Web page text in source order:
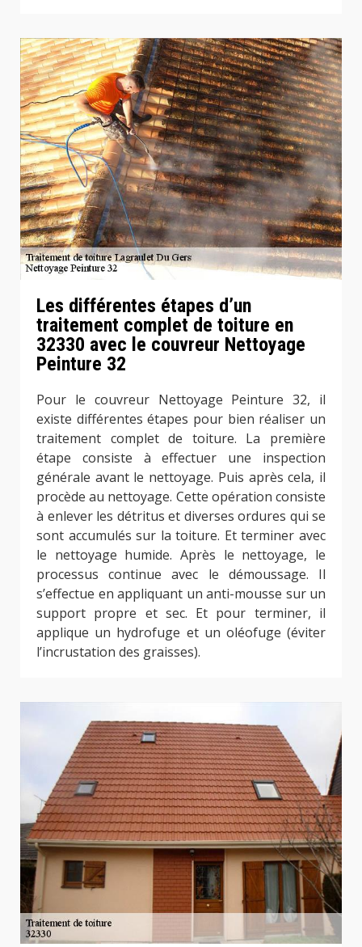
Les différentes étapes d’un
traitement complet de toiture en
32330 avec le couvreur Nettoyage
Peinture 32
Pour le couvreur Nettoyage Peinture 32, il
existe différentes étapes pour bien réaliser un
traitement complet de toiture. La première
étape consiste à effectuer une inspection
générale avant le nettoyage. Puis après cela, il
procède au nettoyage. Cette opération consiste
à enlever les détritus et diverses ordures qui se
sont accumulés sur la toiture. Et terminer avec
le nettoyage humide. Après le nettoyage, le
processus continue avec le démoussage. Il
s’effectue en appliquant un anti-mousse sur un
support propre et sec. Et pour terminer, il
applique un hydrofuge et un oléofuge (éviter
l’incrustation des graisses).